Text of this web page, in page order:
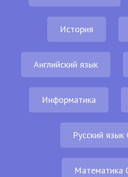
История
Английский язык
Информатика
Русский язык
Математика